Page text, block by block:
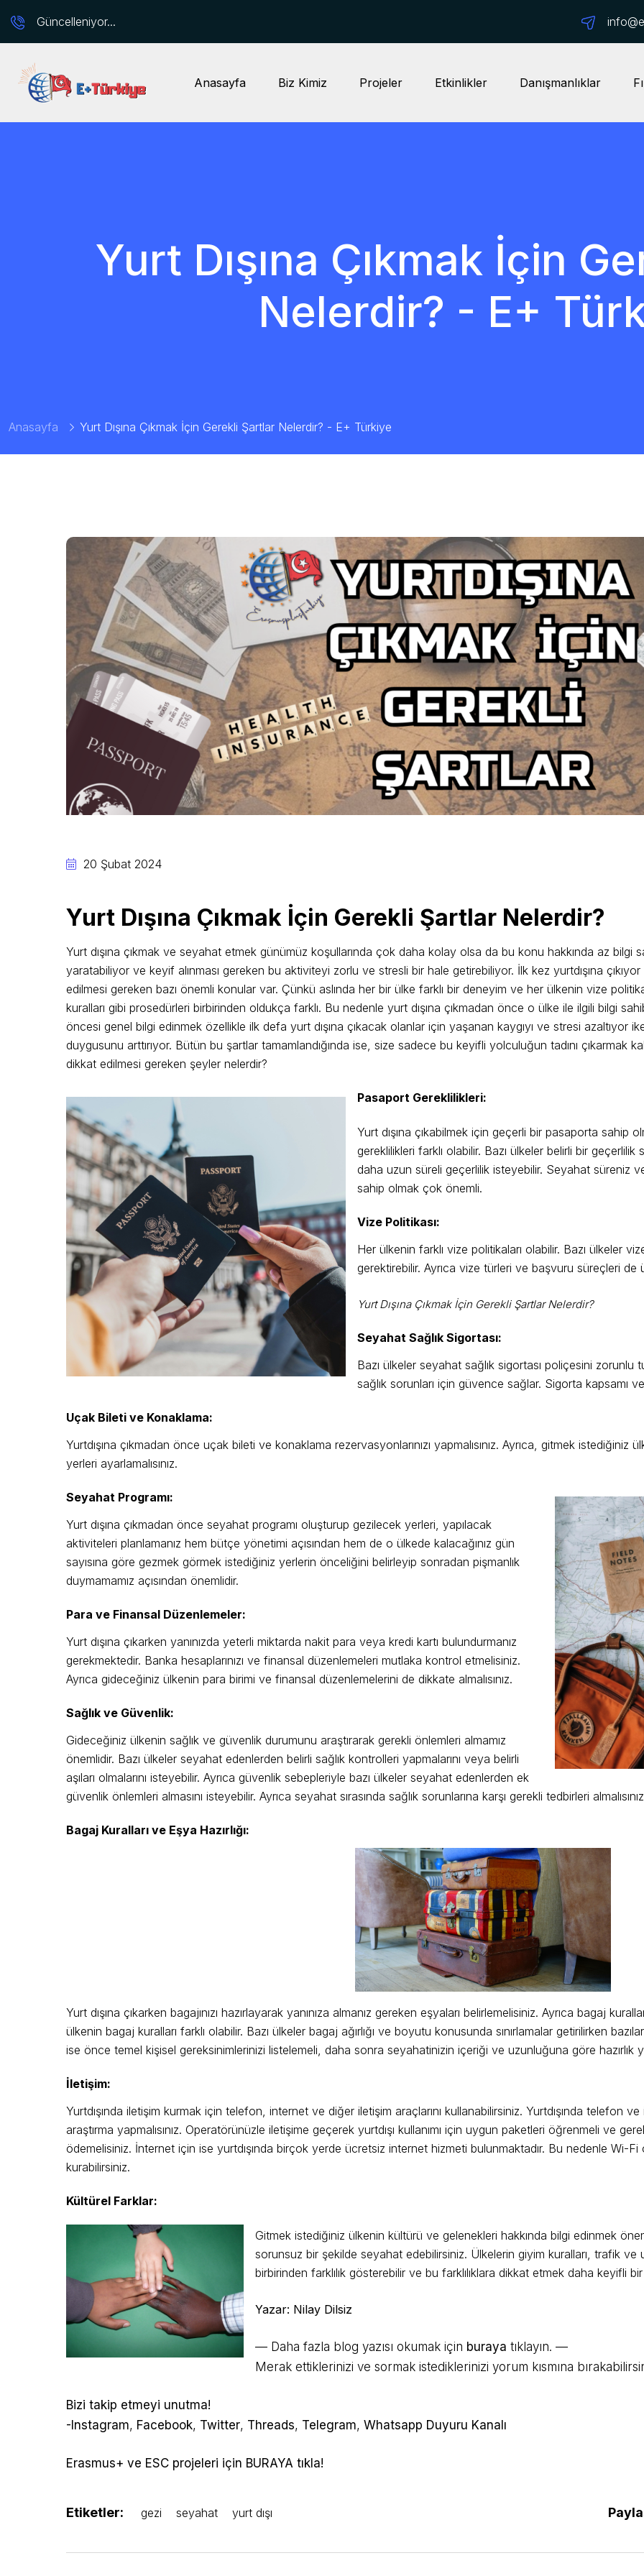
Güncelleniyor...
Anasayfa Biz Kimiz Projeler Etkinlikler Danışmanlıklar
Yurt Dışına Çıkmak İçin
Nelerdir? - E+
Anasayfa Yurt Dışına Çıkmak İçin Gerekli Şartlar Nelerdir? - E+ Türkiye
20 Şubat 2024
Yurt Dışına Çıkmak İçin Gerekli Şartlar Nelerdir?
Yurt dışına çıkmak ve seyahat etmek günümüz koşullarında çok daha kolay olsa da bu konu hakkında az bilgi
yaratabiliyor ve keyif alınması gereken bu aktiviteyi zorlu ve stresli bir hale getirebiliyor. İlk kez yurtdışına
edilmesi gereken bazı önemli konular var. Çünkü aslında her bir ülke farklı bir deneyim ve her ülkenin vize
kuralları gibi prosedürleri birbirinden oldukça farklı. Bu nedenle yurt dışına çıkmadan önce o ülke ile ilgili bilgi
öncesi genel bilgi edinmek özellikle ilk defa yurt dışına çıkacak olanlar için yaşanan kaygıyı ve stresi azaltıyor
duygusunu arttırıyor. Bütün bu şartlar tamamlandığında ise, size sadece bu keyifli yolculuğun tadını çıkarmak
dikkat edilmesi gereken şeyler nelerdir?
Pasaport Gereklilikleri:
Yurt dışına çıkabilmek için geçerli bir pasaporta sahip
gereklilikleri farklı olabilir. Bazı ülkeler belirli bir
daha uzun süreli geçerlilik isteyebilir. Seyahat süreniz
sahip olmak çok önemli.
Vize Politikası:
Her ülkenin farklı vize politikaları olabilir. Bazı ülkeler
gerektirebilir. Ayrıca vize türleri ve başvuru süreçleri de
Yurt Dışına Çıkmak İçin Gerekli Şartlar Nelerdir?
Seyahat Sağlık Sigortası:
Bazı ülkeler seyahat sağlık sigortası poliçesini zorunlu
sağlık sorunları için güvence sağlar. Sigorta kapsamı
Uçak Bileti ve Konaklama:
Yurtdışına çıkmadan önce uçak bileti ve konaklama rezervasyonlarınızı yapmalısınız. Ayrıca, gitmek istediğiniz
yerleri ayarlamalısınız.
Seyahat Programı:
Yurt dışına çıkmadan önce seyahat programı oluşturup gezilecek yerleri, yapılacak
aktiviteleri planlamanız hem bütçe yönetimi açısından hem de o ülkede kalacağınız gün
sayısına göre gezmek görmek istediğiniz yerlerin önceliğini belirleyip sonradan pişmanlık
duymamamız açısından önemlidir.
Para ve Finansal Düzenlemeler:
Yurt dışına çıkarken yanınızda yeterli miktarda nakit para veya kredi kartı bulundurmanız
gerekmektedir. Banka hesaplarınızı ve finansal düzenlemeleri mutlaka kontrol etmelisiniz.
Ayrıca gideceğiniz ülkenin para birimi ve finansal düzenlemelerini de dikkate almalısınız.
Sağlık ve Güvenlik:
Gideceğiniz ülkenin sağlık ve güvenlik durumunu araştırarak gerekli önlemleri almamız
önemlidir. Bazı ülkeler seyahat edenlerden belirli sağlık kontrolleri yapmalarını veya belirli
aşıları olmalarını isteyebilir. Ayrıca güvenlik sebepleriyle bazı ülkeler seyahat edenlerden ek
güvenlik önlemleri almasını isteyebilir. Ayrıca seyahat sırasında sağlık sorunlarına karşı gerekli tedbirleri
Bagaj Kuralları ve Eşya Hazırlığı:
Yurt dışına çıkarken bagajınızı hazırlayarak yanınıza almanız gereken eşyaları belirlemelisiniz. Ayrıca bagaj
ülkenin bagaj kuralları farklı olabilir. Bazı ülkeler bagaj ağırlığı ve boyutu konusunda sınırlamalar getirilirken
ise önce temel kişisel gereksinimlerinizi listelemeli, daha sonra seyahatinizin içeriği ve uzunluğuna göre hazırlık
İletişim:
Yurtdışında iletişim kurmak için telefon, internet ve diğer iletişim araçlarını kullanabilirsiniz. Yurtdışında telefon
araştırma yapmalısınız. Operatörünüzle iletişime geçerek yurtdışı kullanımı için uygun paketleri öğrenmeli ve
ödemelisiniz. İnternet için ise yurtdışında birçok yerde ücretsiz internet hizmeti bulunmaktadır. Bu nedenle Wi-
kurabilirsiniz.
Kültürel Farklar:
Gitmek istediğiniz ülkenin kültürü ve gelenekleri hakkında bilgi edinmek
sorunsuz bir şekilde seyahat edebilirsiniz. Ülkelerin giyim kuralları, trafik ve
birbirinden farklılık gösterebilir ve bu farklılıklara dikkat etmek daha keyifli
Yazar: Nilay Dilsiz
— Daha fazla blog yazısı okumak için buraya tıklayın. —
Merak ettiklerinizi ve sormak istediklerinizi yorum kısmına
Bizi takip etmeyi unutma!
-Instagram, Facebook, Twitter, Threads, Telegram, Whatsapp Duyuru Kanalı
Erasmus+ ve ESC projeleri için BURAYA tıkla!
Etiketler: gezi seyahat yurt dışı